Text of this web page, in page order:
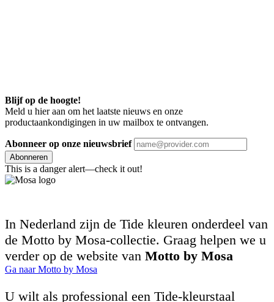
Blijf op de hoogte!
Meld u hier aan om het laatste nieuws en onze
productaankondigingen in uw mailbox te ontvangen.
Abonneer op onze nieuwsbrief
Abonneren
This is a danger alert—check it out!
In Nederland zijn de Tide kleuren onderdeel van
de Motto by Mosa-collectie. Graag helpen we u
verder op de website van Motto by Mosa
Ga naar Motto by Mosa
U wilt als professional een Tide-kleurstaal